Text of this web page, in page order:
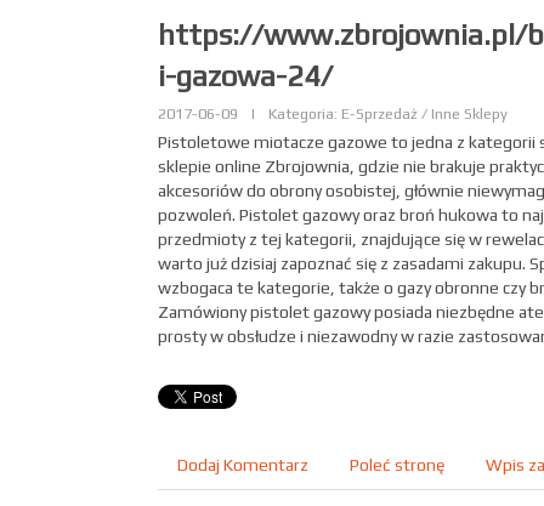
https://www.zbrojownia.pl/
i-gazowa-24/
2017-06-09 | Kategoria: E-Sprzedaż / Inne Sklepy
Pistoletowe miotacze gazowe to jedna z kategorii
sklepie online Zbrojownia, gdzie nie brakuje
akcesoriów do obrony osobistej, głównie
pozwoleń. Pistolet gazowy oraz broń hukowa to
przedmioty z tej kategorii, znajdujące się w
warto już dzisiaj zapoznać się z zasadami zakupu.
wzbogaca te kategorie, także o gazy obronne czy
Zamówiony pistolet gazowy posiada niezbędne
prosty w obsłudze i niezawodny w razie
Dodaj Komentarz Poleć stronę Wpis